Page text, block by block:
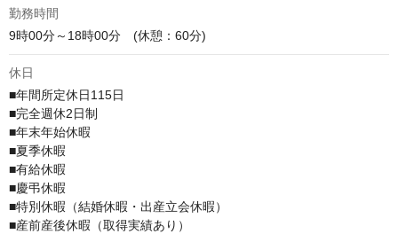
勤務時間
9時00分～18時00分　(休憩：60分)
休日
■年間所定休日115日
■完全週休2日制
■年末年始休暇
■夏季休暇
■有給休暇
■慶弔休暇
■特別休暇（結婚休暇・出産立会休暇）
■産前産後休暇（取得実績あり）